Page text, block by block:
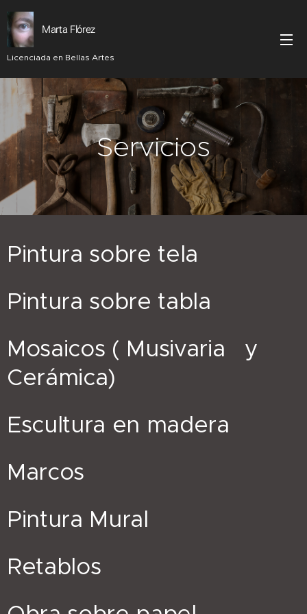
Marta Flórez
Licenciada en Bellas Artes
Servicios
Pintura sobre tela
Pintura sobre tabla
Mosaicos ( Musivaria y
Cerámica)
Escultura en madera
Marcos
Pintura Mural
Retablos